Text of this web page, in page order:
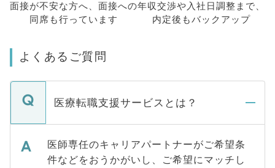
面接が不安な方へ、 面接への
同席も行っています
年収交渉や入社日調整まで、
内定後もバックアップ
よくあるご質問
医療転職支援サービスとは？
医師専任のキャリアパートナーがご希望条
件などをおうかがいし、ご希望にマッチし